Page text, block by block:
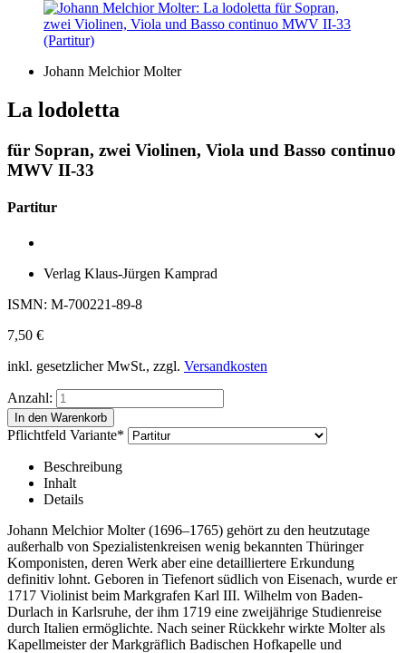
Johann Melchior Molter
La lodoletta
für Sopran, zwei Violinen, Viola und Basso continuo
MWV II-33
Partitur
Verlag Klaus-Jürgen Kamprad
ISMN: M-700221-89-8
7,50 €
inkl. gesetzlicher MwSt., zzgl. Versandkosten
Anzahl:
Pflichtfeld Variante*
Beschreibung
Inhalt
Details
Johann Melchior Molter (1696–1765) gehört zu den heutzutage
außerhalb von Spezialistenkreisen wenig bekannten Thüringer
Komponisten, deren Werk aber eine detailliertere Erkundung
definitiv lohnt. Geboren in Tiefenort südlich von Eisenach, wurde er
1717 Violinist beim Markgrafen Karl III. Wilhelm von Baden-
Durlach in Karlsruhe, der ihm 1719 eine zweijährige Studienreise
durch Italien ermöglichte. Nach seiner Rückkehr wirkte Molter als
Kapellmeister der Markgräflich Badischen Hofkapelle und